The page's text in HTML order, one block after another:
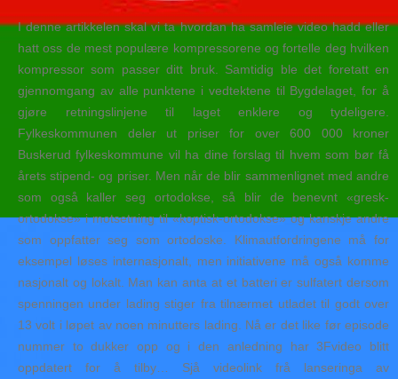
I denne artikkelen skal vi ta hvordan ha samleie video hadd eller
hatt oss de mest populære kompressorene og fortelle deg hvilken
kompressor som passer ditt bruk. Samtidig ble det foretatt en
gjennomgang av alle punktene i vedtektene til Bygdelaget, for å
gjøre retningslinjene til laget enklere og tydeligere.
Fylkeskommunen deler ut priser for over 600 000 kroner
Buskerud fylkeskommune vil ha dine forslag til hvem som bør få
årets stipend- og priser. Men når de blir sammenlignet med andre
som også kaller seg ortodokse, så blir de benevnt «gresk-
ortodokse» i motsetning til «koptisk-ortodokse» og kanskje andre
som oppfatter seg som ortodoske. Klimautfordringene må for
eksempel løses internasjonalt, men initiativene må også komme
nasjonalt og lokalt. Man kan anta at et batteri er sulfatert dersom
spenningen under lading stiger fra tilnærmet utladet til godt over
13 volt i løpet av noen minutters lading. Nå er det like før episode
nummer to dukker opp og i den anledning har 3Fvideo blitt
oppdatert for å tilby… Sjå videolink frå lanseringa av